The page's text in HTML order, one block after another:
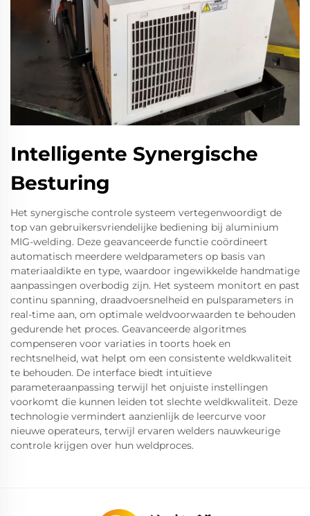
Intelligente Synergische
Besturing
Het synergische controle systeem vertegenwoordigt de
top van gebruikersvriendelijke bediening bij aluminium
MIG-welding. Deze geavanceerde functie coördineert
automatisch meerdere weldparameters op basis van
materiaaldikte en type, waardoor ingewikkelde handmatige
aanpassingen overbodig zijn. Het systeem monitort en past
continu spanning, draadvoersnelheid en pulsparameters in
real-time aan, om optimale weldvoorwaarden te behouden
gedurende het proces. Geavanceerde algoritmes
compenseren voor variaties in toorts hoek en
rechtsnelheid, wat helpt om een consistente weldkwaliteit
te behouden. De interface biedt intuïtieve
parameteraanpassing terwijl het onjuiste instellingen
voorkomt die kunnen leiden tot slechte weldkwaliteit. Deze
technologie vermindert aanzienlijk de leercurve voor
nieuwe operateurs, terwijl ervaren welders nauwkeurige
controle krijgen over hun weldproces.